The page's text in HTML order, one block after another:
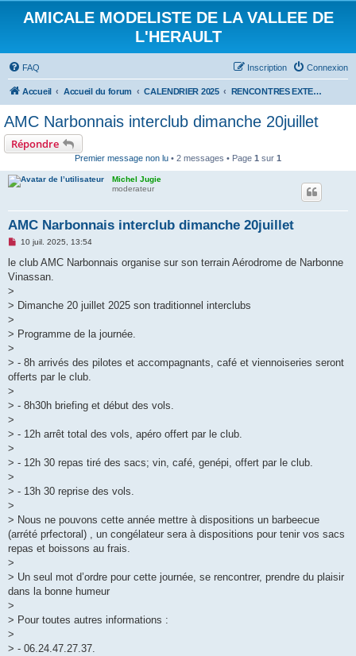
AMICALE MODELISTE DE LA VALLEE DE
L'HERAULT
FAQ Connexion
Inscription
Accueil Accueil du forum CALENDRIER 2025 RENCONTRES EXTERIEURES 2025
AMC Narbonnais interclub dimanche 20juillet
Répondre
Premier message non lu • 2 messages • Page 1 sur 1
Michel Jugie
moderateur
AMC Narbonnais interclub dimanche 20juillet
M
s
a
n
l
10 juil. 2025, 13:54
le club AMC Narbonnais organise sur son terrain Aérodrome de Narbonne
Vinassan.
>
> Dimanche 20 juillet 2025 son traditionnel interclubs
>
> Programme de la journée.
>
> - 8h arrivés des pilotes et accompagnants, café et viennoiseries seront
offerts par le club.
>
> - 8h30h briefing et début des vols.
>
> - 12h arrêt total des vols, apéro offert par le club.
>
> - 12h 30 repas tiré des sacs; vin, café, genépi, offert par le club.
>
> - 13h 30 reprise des vols.
>
> Nous ne pouvons cette année mettre à dispositions un barbeecue
(arrété prfectoral) , un congélateur sera à dispositions pour tenir vos sacs
repas et boissons au frais.
>
> Un seul mot d’ordre pour cette journée, se rencontrer, prendre du plaisir
dans la bonne humeur
>
> Pour toutes autres informations :
>
> - 06.24.47.27.37.